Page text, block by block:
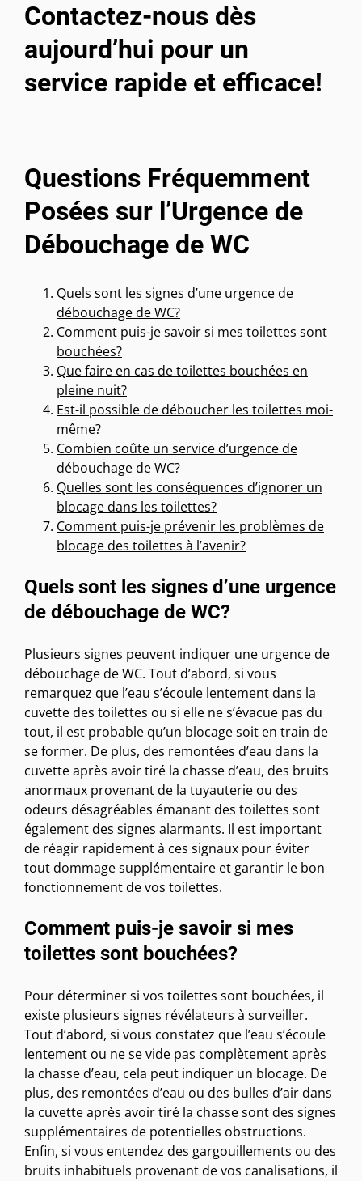
Contactez-nous dès
aujourd’hui pour un
service rapide et efficace!
Questions Fréquemment
Posées sur l’Urgence de
Débouchage de WC
Quels sont les signes d’une urgence de
débouchage de WC?
Comment puis-je savoir si mes toilettes sont
bouchées?
Que faire en cas de toilettes bouchées en
pleine nuit?
Est-il possible de déboucher les toilettes moi-
même?
Combien coûte un service d’urgence de
débouchage de WC?
Quelles sont les conséquences d’ignorer un
blocage dans les toilettes?
Comment puis-je prévenir les problèmes de
blocage des toilettes à l’avenir?
Quels sont les signes d’une urgence
de débouchage de WC?
Plusieurs signes peuvent indiquer une urgence de
débouchage de WC. Tout d’abord, si vous
remarquez que l’eau s’écoule lentement dans la
cuvette des toilettes ou si elle ne s’évacue pas du
tout, il est probable qu’un blocage soit en train de
se former. De plus, des remontées d’eau dans la
cuvette après avoir tiré la chasse d’eau, des bruits
anormaux provenant de la tuyauterie ou des
odeurs désagréables émanant des toilettes sont
également des signes alarmants. Il est important
de réagir rapidement à ces signaux pour éviter
tout dommage supplémentaire et garantir le bon
fonctionnement de vos toilettes.
Comment puis-je savoir si mes
toilettes sont bouchées?
Pour déterminer si vos toilettes sont bouchées, il
existe plusieurs signes révélateurs à surveiller.
Tout d’abord, si vous constatez que l’eau s’écoule
lentement ou ne se vide pas complètement après
la chasse d’eau, cela peut indiquer un blocage. De
plus, des remontées d’eau ou des bulles d’air dans
la cuvette après avoir tiré la chasse sont des signes
supplémentaires de potentielles obstructions.
Enfin, si vous entendez des gargouillements ou des
bruits inhabituels provenant de vos canalisations, il